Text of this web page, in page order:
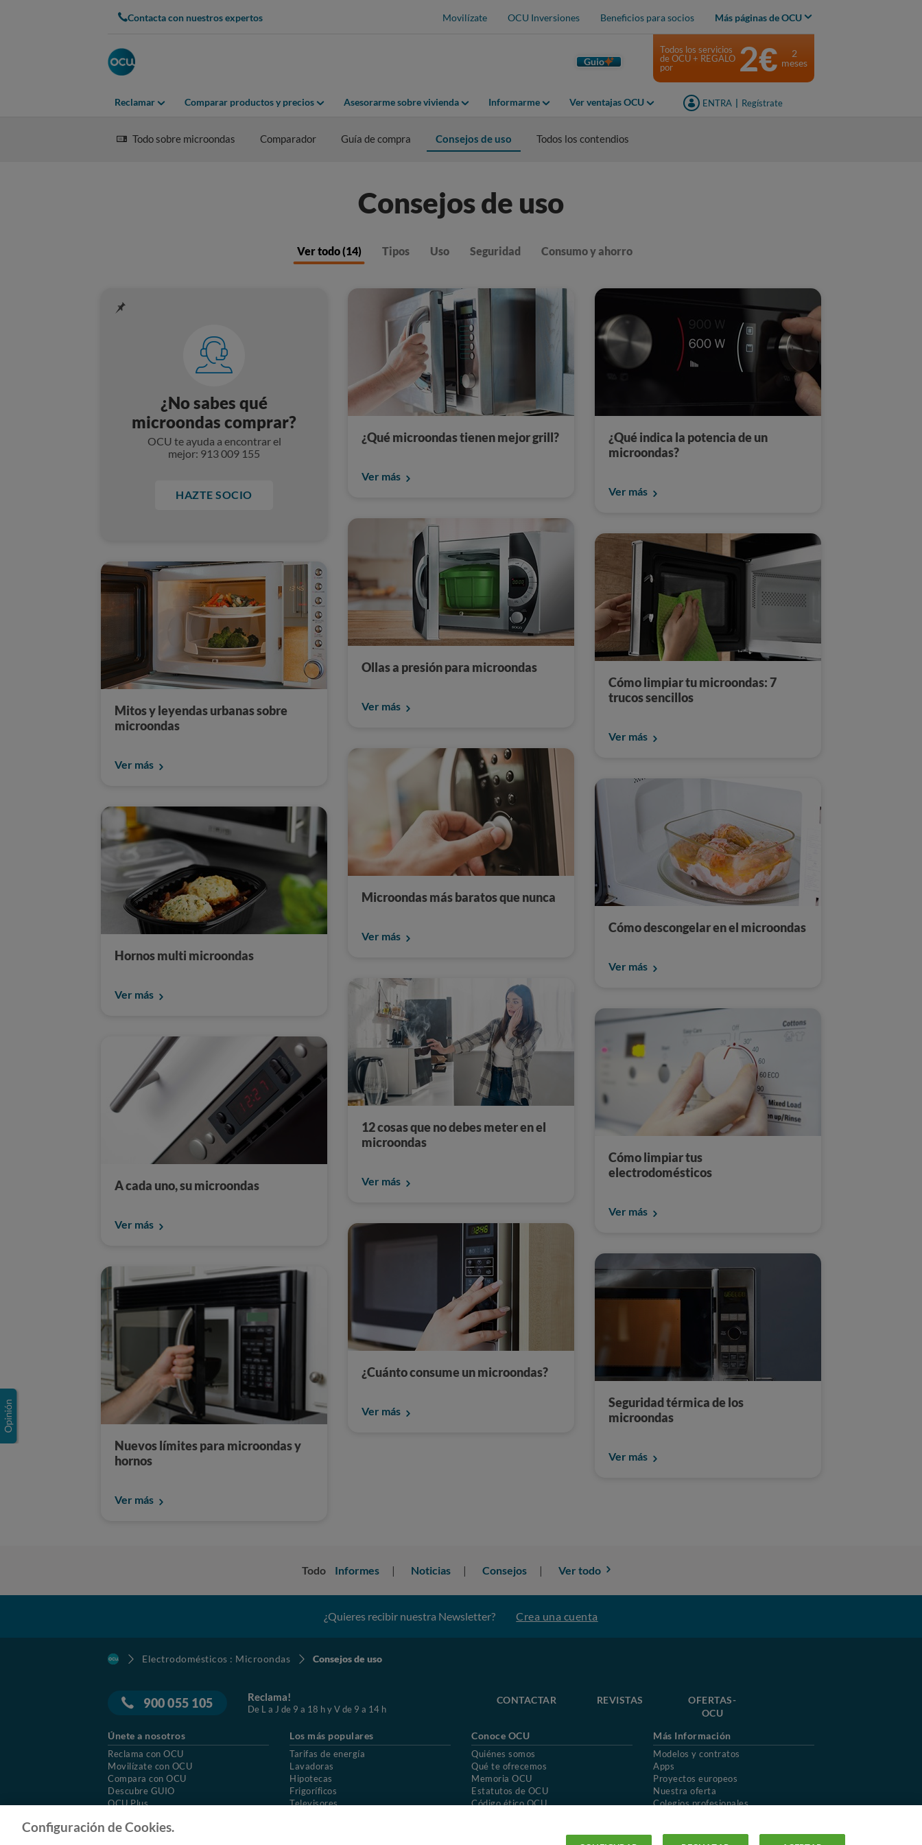
Contacta con nuestros expertos Movilízate OCU Inversiones Beneficios para socios Más páginas de OCU
Guio
Reclamar Comparar productos y precios Asesorarme sobre vivienda Informarme Ver ventajas OCU ENTRA Regístrate
Todos los servicios
de OCU + REGALO
por
2€
2
meses
Todo sobre microondas Comparador Guía de compra Consejos de uso Todos los contendios
Consejos de uso
Ver todo (14) Tipos Uso Seguridad Consumo y ahorro
¿No sabes qué
microondas comprar?
OCU te ayuda a encontrar el
mejor: 913 009 155
HAZTE SOCIO
¿Qué microondas tienen mejor grill?
Ver más
¿Qué indica la potencia de un
microondas?
Ver más
Ollas a presión para microondas
Ver más
Cómo limpiar tu microondas: 7
trucos sencillos
Ver más
Mitos y leyendas urbanas sobre
microondas
Ver más
Microondas más baratos que nunca
Ver más
Cómo descongelar en el microondas
Ver más
Hornos multi microondas
Ver más
12 cosas que no debes meter en el
microondas
Ver más
Cómo limpiar tus
electrodomésticos
Ver más
A cada uno, su microondas
Ver más
¿Cuánto consume un microondas?
Ver más
Seguridad térmica de los
microondas
Ver más
Nuevos límites para microondas y
hornos
Ver más
Todo Informes Noticias Consejos Ver todo
¿Quieres recibir nuestra Newsletter? Crea una cuenta
Electrodomésticos : Microondas Consejos de uso
900 055 105 Reclama!
De L a J de 9 a 18 h y V de 9 a 14 h
CONTACTAR REVISTAS
OFERTAS-
OCU
Únete a nosotros
Reclama con OCU
Movilízate con OCU
Compara con OCU
Descubre GUIO
OCU Plus
Los más populares
Tarifas de energía
Lavadoras
Hipotecas
Frigoríficos
Televisores
Conoce OCU
Quiénes somos
Qué te ofrecemos
Memoria OCU
Estatutos de OCU
Código ético OCU
Más Información
Modelos y contratos
Apps
Proyectos europeos
Nuestra oferta
Colegios profesionales
Uso del nombre y de los signos de OCU
Configuración de Cookies.